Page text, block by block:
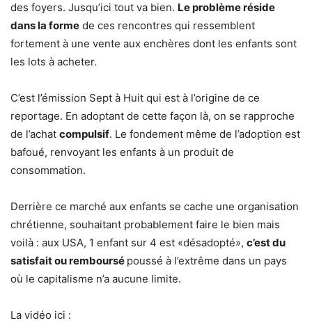
des foyers. Jusqu’ici tout va bien. Le problème réside
dans la forme de ces rencontres qui ressemblent
fortement à une vente aux enchères dont les enfants sont
les lots à acheter.
C’est l’émission Sept à Huit qui est à l’origine de ce
reportage. En adoptant de cette façon là, on se rapproche
de l’achat compulsif. Le fondement même de l’adoption est
bafoué, renvoyant les enfants à un produit de
consommation.
Derrière ce marché aux enfants se cache une organisation
chrétienne, souhaitant probablement faire le bien mais
voilà : aux USA, 1 enfant sur 4 est «désadopté», c’est du
satisfait ou remboursé poussé à l’extrême dans un pays
où le capitalisme n’a aucune limite.
La vidéo ici :